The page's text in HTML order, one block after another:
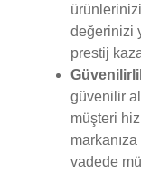
değerinizi
prestij
güvenilir
müşteri
vadede